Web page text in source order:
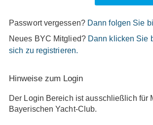
Passwort vergessen? Dann folgen Sie
Neues BYC Mitglied? Dann klicken Sie
sich zu registrieren.
Hinweise zum Login
Der Login Bereich ist ausschließlich für
Bayerischen Yacht-Club.